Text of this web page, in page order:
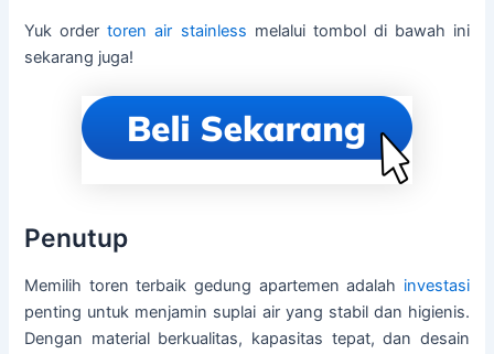
Yuk ordertoren air stainless melalui tombol di bawah ini
sekarang juga!
Penutup
Memilih toren terbaik gedung apartemen adalah investasi
penting untuk menjamin suplai air yang stabil dan higienis.
Dengan material berkualitas, kapasitas tepat, dan desain